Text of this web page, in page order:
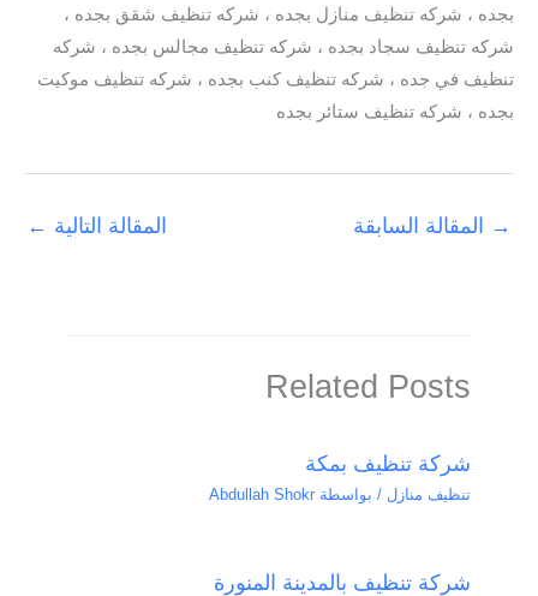
بجده ، شركه تنظيف منازل بجده ، شركه تنظيف شقق بجده ،
شركه تنظيف سجاد بجده ، شركه تنظيف مجالس بجده ، شركه
تنظيف في جده ، شركه تنظيف كنب بجده ، شركه تنظيف موكيت
بجده ، شركه تنظيف ستائر بجده
→ المقالة السابقة المقالة التالية ←
Related Posts
شركة تنظيف بمكة
تنظيف منازل / بواسطة Abdullah Shokr
شركة تنظيف بالمدينة المنورة